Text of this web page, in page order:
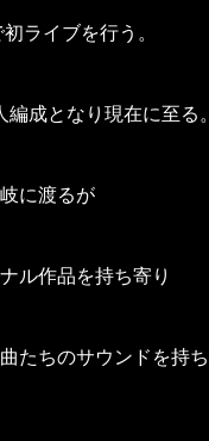
ライブを行う。
成となり現在に至る。
に渡るが
ル作品を持ち寄り
ちのサウンドを持ち